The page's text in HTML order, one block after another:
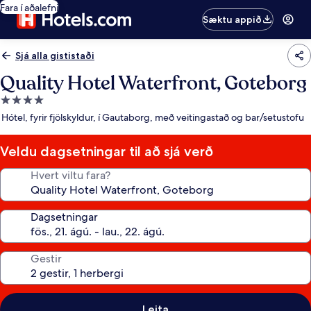
Fara í aðalefni
Sæktu appið
Sjá alla gististaði
Quality Hotel Waterfront, Goteborg
4.0
stjörnu
Hótel, fyrir fjölskyldur, í Gautaborg, með veitingastað og bar/setustofu
Veldu dagsetningar til að sjá verð
Hvert viltu fara?
Dagsetningar
Gestir